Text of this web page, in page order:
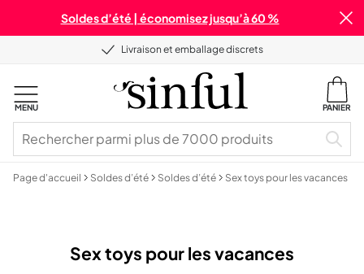
Soldes d’été | économisez jusqu’à 60 %
Livraison et emballage discrets
MENU PANIER
Page d'accueil Soldes d’été Soldes d’été Sex toys pour les vacances
Sex toys pour les vacances